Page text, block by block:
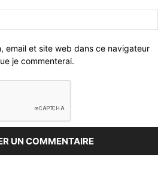
email et site web dans ce navigateur
je commenterai.